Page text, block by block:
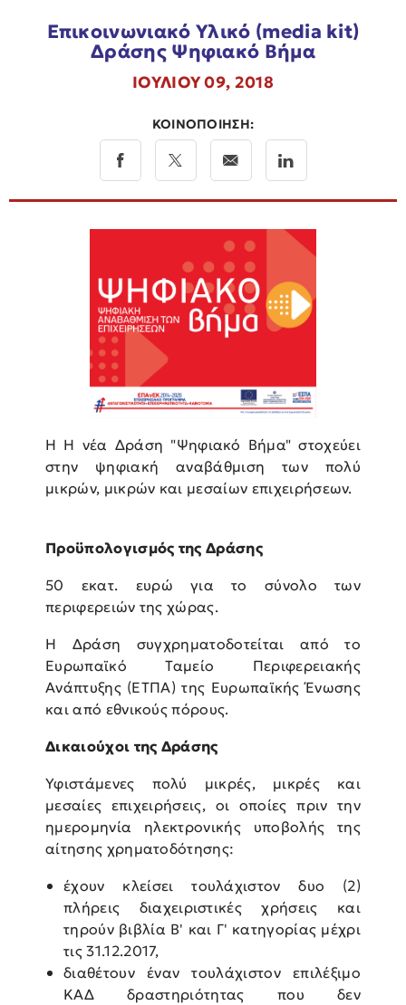
Επικοινωνιακό Υλικό (media kit)
Δράσης Ψηφιακό Βήμα
ΙΟΥΛΙΟΥ 09, 2018
ΚΟΙΝΟΠΟΙΗΣΗ:
Η Η νέα Δράση "Ψηφιακό Βήμα" στοχεύει
στην ψηφιακή αναβάθμιση των πολύ
μικρών, μικρών και μεσαίων επιχειρήσεων.
Προϋπολογισμός της Δράσης
50 εκατ. ευρώ για το σύνολο των
περιφερειών της χώρας.
Η Δράση συγχρηματοδοτείται από το
Ευρωπαϊκό Ταμείο Περιφερειακής
Ανάπτυξης (ΕΤΠΑ) της Ευρωπαϊκής Ένωσης
και από εθνικούς πόρους.
Δικαιούχοι της Δράσης
Υφιστάμενες πολύ μικρές, μικρές και
μεσαίες επιχειρήσεις, οι οποίες πριν την
ημερομηνία ηλεκτρονικής υποβολής της
αίτησης χρηματοδότησης:
έχουν κλείσει τουλάχιστον δυο (2)
πλήρεις διαχειριστικές χρήσεις και
τηρούν βιβλία Β' και Γ' κατηγορίας μέχρι
τις 31.12.2017,
διαθέτουν έναν τουλάχιστον επιλέξιμο
ΚΑΔ δραστηριότητας που δεν